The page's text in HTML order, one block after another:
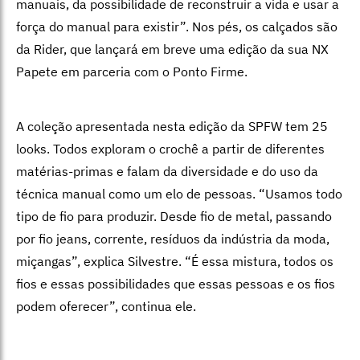
manuais, da possibilidade de reconstruir a vida e usar a
força do manual para existir”. Nos pés, os calçados são
da Rider, que lançará em breve uma edição da sua NX
Papete em parceria com o Ponto Firme.
A coleção apresentada nesta edição da SPFW tem 25
looks. Todos exploram o crochê a partir de diferentes
matérias-primas e falam da diversidade e do uso da
técnica manual como um elo de pessoas. “Usamos todo
tipo de fio para produzir. Desde fio de metal, passando
por fio jeans, corrente, resíduos da indústria da moda,
miçangas”, explica Silvestre. “É essa mistura, todos os
fios e essas possibilidades que essas pessoas e os fios
podem oferecer”, continua ele.